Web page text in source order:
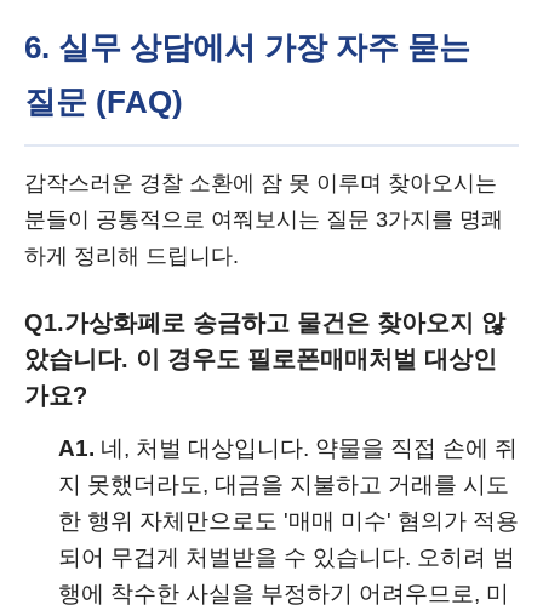
6. 실무 상담에서 가장 자주 묻는
질문 (FAQ)
갑작스러운 경찰 소환에 잠 못 이루며 찾아오시는
분들이 공통적으로 여쭤보시는 질문 3가지를 명쾌
하게 정리해 드립니다.
Q1.가상화폐로 송금하고 물건은 찾아오지 않
았습니다. 이 경우도 필로폰매매처벌 대상인
가요?
A1. 네, 처벌 대상입니다. 약물을 직접 손에 쥐
지 못했더라도, 대금을 지불하고 거래를 시도
한 행위 자체만으로도 '매매 미수' 혐의가 적용
되어 무겁게 처벌받을 수 있습니다. 오히려 범
행에 착수한 사실을 부정하기 어려우므로, 미